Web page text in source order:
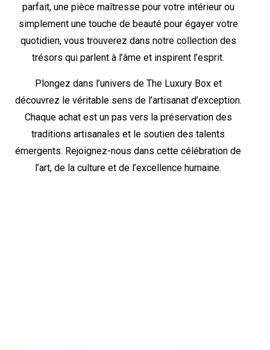
parfait, une pièce maîtresse pour votre intérieur ou
simplement une touche de beauté pour égayer votre
quotidien, vous trouverez dans notre collection des
trésors qui parlent à l’âme et inspirent l’esprit.
Plongez dans l’univers de The Luxury Box et
découvrez le véritable sens de l’artisanat d’exception.
Chaque achat est un pas vers la préservation des
traditions artisanales et le soutien des talents
émergents. Rejoignez-nous dans cette célébration de
l’art, de la culture et de l’excellence humaine.